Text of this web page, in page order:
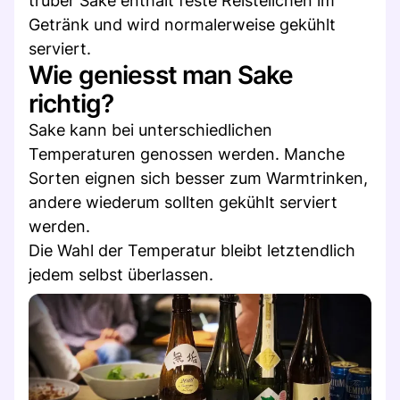
Getränk und wird normalerweise gekühlt
serviert.
Wie geniesst man Sake
richtig?
Sake kann bei unterschiedlichen
Temperaturen genossen werden. Manche
Sorten eignen sich besser zum Warmtrinken,
andere wiederum sollten gekühlt serviert
werden.
Die Wahl der Temperatur bleibt letztendlich
jedem selbst überlassen.